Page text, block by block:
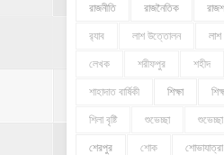
রাজনীতি রাজনৈতিক
র‍্যাব লাশ উত্তোলন লাশ
লেখক শরীফপুর শহীদ
শাহাদাত বার্ষিকী শিক্ষা
শিলা বৃষ্টি শুভেচ্ছা
শেরপুর শোক শোভাযাত্রা